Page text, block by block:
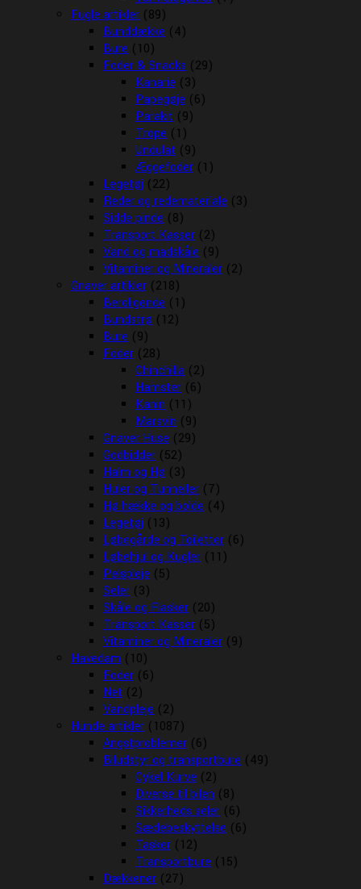
Fugle artikler (89)
Bunddække (4)
Bure (10)
Foder & Snacks (29)
Kanarie (3)
Papegøje (6)
Parakit (9)
Trope (1)
Undulat (9)
Æggefoder (1)
Legetøj (22)
Reder og redemateriale (3)
Sidde pinde (8)
Transport Kasser (2)
Vand og madskåle (9)
Vitaminer og Mineraler (2)
Gnaver artikler (218)
Beroligende (1)
Bundstrø (12)
Bure (9)
Foder (28)
Chinchilla (2)
Hamster (6)
Kanin (11)
Marsvin (9)
Gnaver Huse (29)
Godbidder (52)
Halm og Hø (3)
Huler og Tunneller (7)
Hø hække og bolde (4)
Legetøj (13)
Løbegårde og Toiletter (6)
Løbehjul og Kugler (11)
Pelspleje (5)
Seler (3)
Skåle og Flasker (20)
Transport Kasser (5)
Vitaminer og Mineraler (9)
Havedam (10)
Foder (6)
Net (2)
Vandpleje (2)
Hunde artikler (1087)
Angstproblemer (6)
Biludstyr og transportbure (49)
Cykel Kurve (2)
Diverse til bilen (8)
Sikkerheds seler (6)
Sædebeskyttelse (6)
Tasker (12)
Transportbure (15)
Dækkener (27)